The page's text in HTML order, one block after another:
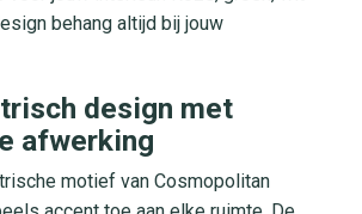
behang altijd bij jouw
design met
afwerking
motief van Cosmopolitan